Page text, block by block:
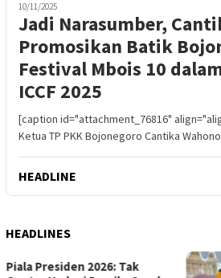
10/11/2025
Jadi Narasumber,
Promosikan Batik
Festival Mbois 10
ICCF 2025
[caption id="attachment_76816"
Ketua TP PKK Bojonegoro Cantika
HEADLINE
HEADLINES